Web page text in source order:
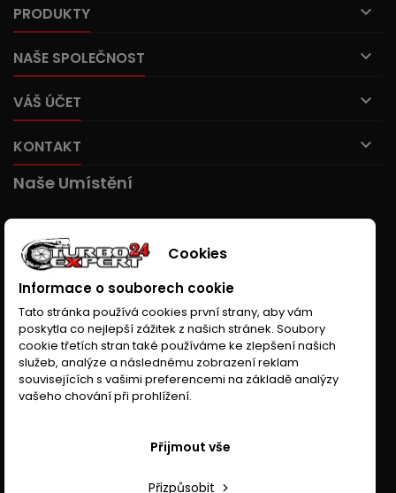
PRODUKTY 
NAŠE SPOLEČNOST 
VÁŠ ÚČET 
KONTAKT 
Naše Umístění
Cookies
Informace o souborech cookie
Tato stránka používá cookies první strany, aby vám
poskytla co nejlepší zážitek z našich stránek. Soubory
cookie třetích stran také používáme ke zlepšení našich
služeb, analýze a následnému zobrazení reklam
souvisejících s vašimi preferencemi na základě analýzy
vašeho chování při prohlížení.
Přizpůsobit
Přijmout vše